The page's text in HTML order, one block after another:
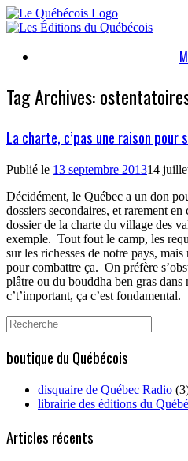
Skip
to
Tag Archives:
La charte, c’pas une raison pour
Publié le 13 septembre 201314
Décidément, le Québec a un don
dossiers secondaires, et rarement en
dossier de la charte du village des
exemple. Tout fout le camp, les
sur les richesses de notre pays,
pour combattre ça. On préfère
plâtre ou du bouddha ben gras dans
c’t’important, ça c’est fondamental.
Search
for:
boutique du Québécois
disquaire de Québec Radio
librairie des éditions du
Articles récents